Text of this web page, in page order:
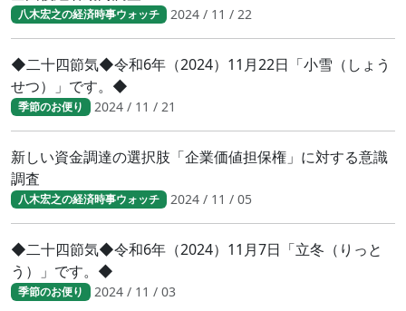
八木宏之の経済時事ウォッチ 2024 / 11 / 22
◆二十四節気◆令和6年（2024）11月22日「小雪（しょう
せつ）」です。◆
季節のお便り 2024 / 11 / 21
新しい資金調達の選択肢「企業価値担保権」に対する意識
調査
八木宏之の経済時事ウォッチ 2024 / 11 / 05
◆二十四節気◆令和6年（2024）11月7日「立冬（りっと
う）」です。◆
季節のお便り 2024 / 11 / 03